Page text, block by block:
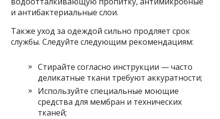
и антибактериальные слои.
Также уход за одеждой сильно продляет срок
службы. Следуйте следующим рекомендациям:
Стирайте согласно инструкции — часто
деликатные ткани требуют аккуратности;
Используйте специальные моющие
средства для мембран и технических
тканей;